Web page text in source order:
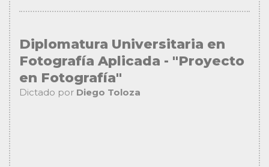
Diplomatura Universitaria en
Fotografía Aplicada - "Proyecto
en Fotografía"
Dictado por Diego Toloza